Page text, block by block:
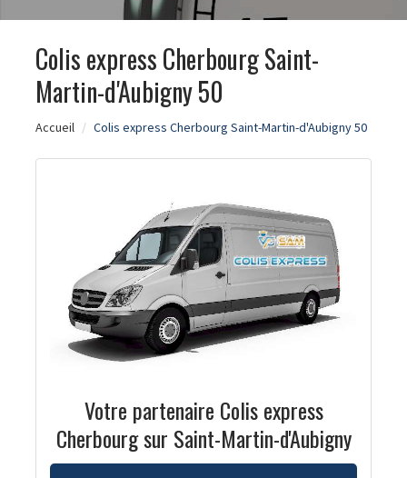
Colis express Cherbourg Saint-
Martin-d'Aubigny 50
Accueil Colis express Cherbourg Saint-Martin-d'Aubigny 50
Votre partenaire Colis express
Cherbourg sur Saint-Martin-d'Aubigny